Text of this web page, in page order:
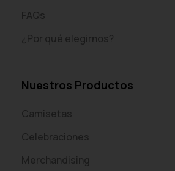
FAQs
¿Por qué elegirnos?
Nuestros Productos
Camisetas
Celebraciones
Merchandising